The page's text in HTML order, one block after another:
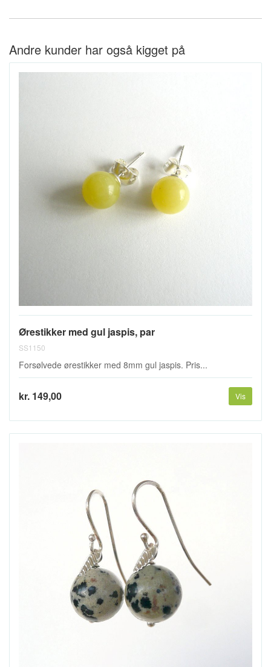
Andre kunder har også kigget på
Ørestikker med gul jaspis, par
SS1150
Forsølvede ørestikker med 8mm gul jaspis. Pris...
kr. 149,00 Vis